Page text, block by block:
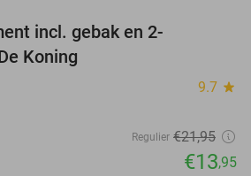
incl. gebak en 2-
Koning
9.7 star
Regulier €21,95
€13,95